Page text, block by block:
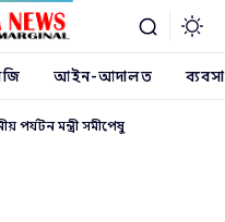
আইন-আদালত ব্যবসা
পর্যটন মন্ত্রী সমীপেষু